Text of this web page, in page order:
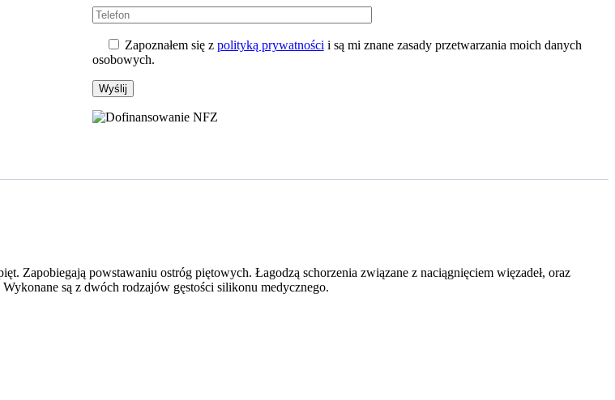
Zapoznałem się z polityką prywatności i są mi znane zasady przetwarzania moich danych
osobowych.
Zapobiegają powstawaniu ostróg piętowych. Łagodzą schorzenia związane z naciągnięciem więzadeł, oraz
są z dwóch rodzajów gęstości silikonu medycznego.